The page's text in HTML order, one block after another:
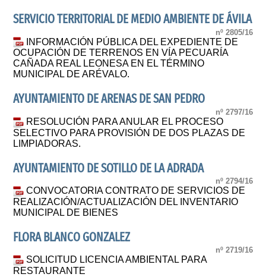
SERVICIO TERRITORIAL DE MEDIO AMBIENTE DE ÁVILA
nº 2805/16
INFORMACIÓN PÚBLICA DEL EXPEDIENTE DE
OCUPACIÓN DE TERRENOS EN VÍA PECUARÍA
CAÑADA REAL LEONESA EN EL TÉRMINO
MUNICIPAL DE ARÉVALO.
AYUNTAMIENTO DE ARENAS DE SAN PEDRO
nº 2797/16
RESOLUCIÓN PARA ANULAR EL PROCESO
SELECTIVO PARA PROVISIÓN DE DOS PLAZAS DE
LIMPIADORAS.
AYUNTAMIENTO DE SOTILLO DE LA ADRADA
nº 2794/16
CONVOCATORIA CONTRATO DE SERVICIOS DE
REALIZACIÓN/ACTUALIZACIÓN DEL INVENTARIO
MUNICIPAL DE BIENES
FLORA BLANCO GONZALEZ
nº 2719/16
SOLICITUD LICENCIA AMBIENTAL PARA
RESTAURANTE